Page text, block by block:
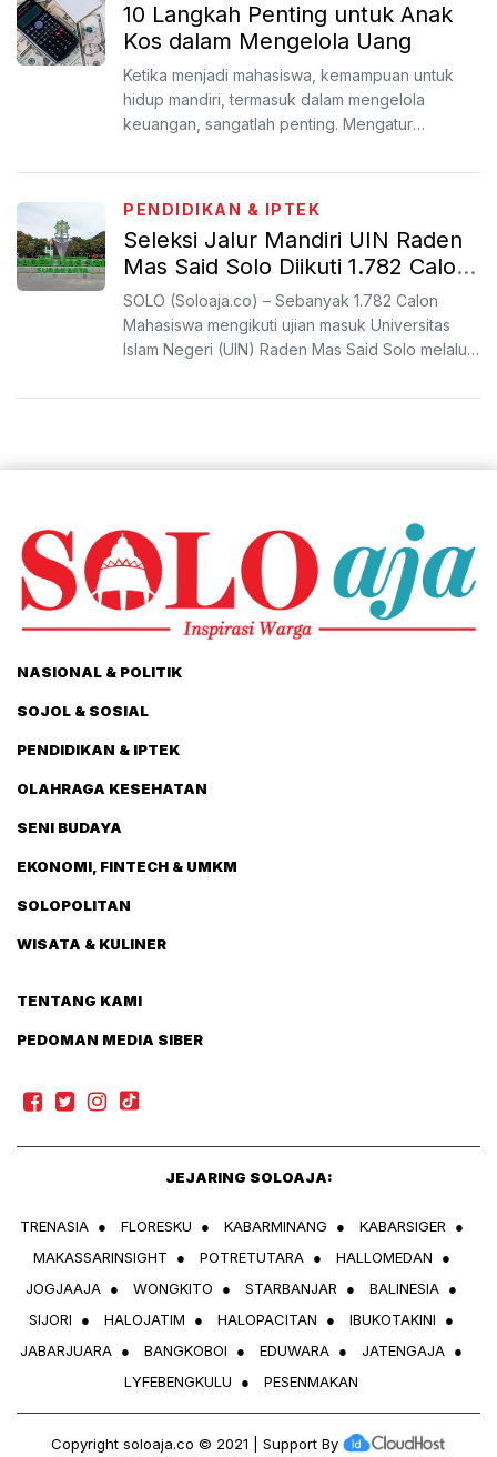
10 Langkah Penting untuk Anak
Kos dalam Mengelola Uang
Ketika menjadi mahasiswa, kemampuan untuk
hidup mandiri, termasuk dalam mengelola
keuangan, sangatlah penting. Mengatur
PENDIDIKAN & IPTEK
Seleksi Jalur Mandiri UIN Raden
Mas Said Solo Diikuti 1.782 Calon
Mahasiswa
SOLO (Soloaja.co) – Sebanyak 1.782 Calon
Mahasiswa mengikuti ujian masuk Universitas
Islam Negeri (UIN) Raden Mas Said Solo melalui
NASIONAL & POLITIK
SOJOL & SOSIAL
PENDIDIKAN & IPTEK
OLAHRAGA KESEHATAN
SENI BUDAYA
EKONOMI, FINTECH & UMKM
SOLOPOLITAN
WISATA & KULINER
TENTANG KAMI
PEDOMAN MEDIA SIBER
JEJARING SOLOAJA:
TRENASIA ● FLORESKU ● KABARMINANG ● KABARSIGER
●
MAKASSARINSIGHT
● POTRETUTARA ● HALLOMEDAN
●
JOGJAAJA ● WONGKITO ● STARBANJAR ● BALINESIA ●
SIJORI
● HALOJATIM ● HALOPACITAN ● IBUKOTAKINI
●
JABARJUARA ● BANGKOBOI ● EDUWARA ● JATENGAJA ●
LYFEBENGKULU
● PESENMAKAN
Copyright soloaja.co © 2021 | Support By